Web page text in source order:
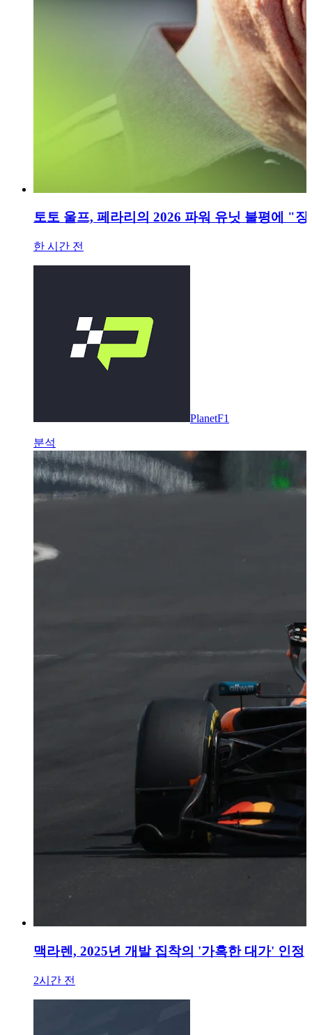
토토 울프, 페라리의 2026 파워 유닛 불평에 "
한 시간 전
PlanetF1
분석
맥라렌, 2025년 개발 집착의 '가혹한 대가' 인정
2시간 전